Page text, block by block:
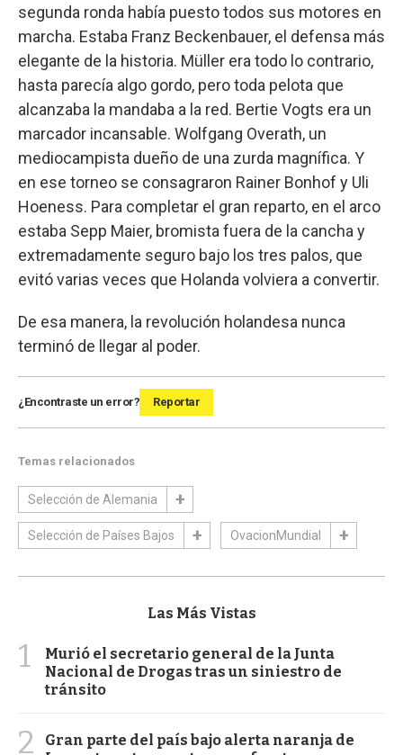
segunda ronda había puesto todos sus motores en
marcha. Estaba Franz Beckenbauer, el defensa más
elegante de la historia. Müller era todo lo contrario,
hasta parecía algo gordo, pero toda pelota que
alcanzaba la mandaba a la red. Bertie Vogts era un
marcador incansable. Wolfgang Overath, un
mediocampista dueño de una zurda magnífica. Y
en ese torneo se consagraron Rainer Bonhof y Uli
Hoeness. Para completar el gran reparto, en el arco
estaba Sepp Maier, bromista fuera de la cancha y
extremadamente seguro bajo los tres palos, que
evitó varias veces que Holanda volviera a convertir.
De esa manera, la revolución holandesa nunca
terminó de llegar al poder.
¿Encontraste un error? Reportar
Temas relacionados
Selección de Alemania
Selección de Países Bajos OvacionMundial
Las Más Vistas
1
Murió el secretario general de la Junta
Nacional de Drogas tras un siniestro de
tránsito
2
Gran parte del país bajo alerta naranja de